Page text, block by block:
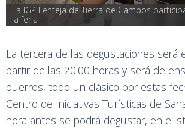
La IGP Lenteja de Tierra de Campos
la feria
La tercera de las degustaciones será
partir de las 20:00 horas y será de
puerros, todo un clásico por estas
Centro de Iniciativas Turísticas de
hora antes se podrá degustar, en el